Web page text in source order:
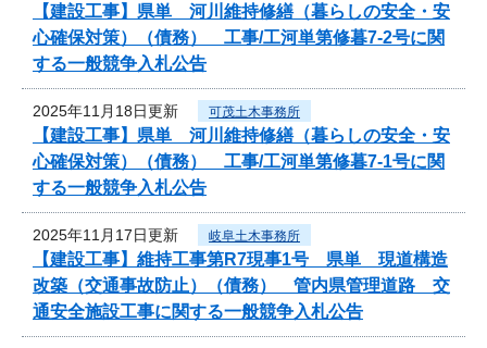
【建設工事】県単 河川維持修繕（暮らしの安全・安
心確保対策）（債務） 工事/工河単第修暮7-2号に関
する一般競争入札公告
2025年11月18日更新 可茂土木事務所
【建設工事】県単 河川維持修繕（暮らしの安全・安
心確保対策）（債務） 工事/工河単第修暮7-1号に関
する一般競争入札公告
2025年11月17日更新 岐阜土木事務所
【建設工事】維持工事第R7現事1号 県単 現道構造
改築（交通事故防止）（債務） 管内県管理道路 交
通安全施設工事に関する一般競争入札公告